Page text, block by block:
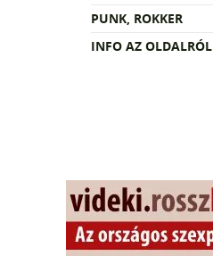
PUNK, ROKKER
INFO AZ OLDALRÓL